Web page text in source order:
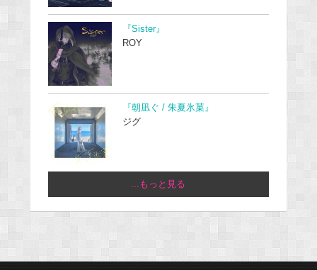
『Sister』
ROY
『朝凪ぐ / 朱夏氷菓』
ジグ
...もっと見る